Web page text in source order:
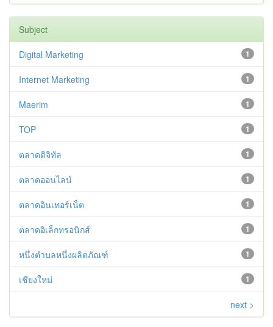
Subject
1
Digital Marketing
1
Internet Marketing
1
Maerim
1
TOP
1
ตลาดดิจิทัล
1
ตลาดออนไลน์
1
ตลาดอินเทอร์เน็ต
1
ตลาดอิเล็กทรอนิกส์
1
หนึ่งตำบลหนึ่งผลิตภัณฑ์
1
เชียงใหม่
next >